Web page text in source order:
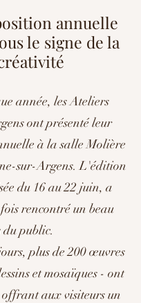
annuelle
le signe de la
année, les Ateliers
ont présenté leur
à la salle Molière
sur-Argens. L'édition
du 16 au 22 juin, a
rencontré un beau
du public.
plus de 200 œuvres
et mosaïques - ont
offrant aux visiteurs un